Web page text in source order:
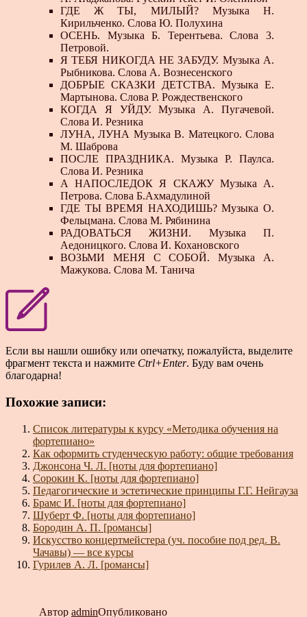
ГДЕ Ж ТЫ, МИЛЫЙ? Музыка Н.
Кирильченко. Слова Ю. Полухина
ОСЕНЬ. Музыка Б. Терентьева. Слова 3.
Петровой.
Я ТЕБЯ НИКОГДА НЕ ЗАБУДУ. Музыка А.
Рыбникова. Слова А. Вознесенского
ДОБРЫЕ СКАЗКИ ДЕТСТВА. Музыка Е.
Мартынова. Слова Р. Рождественского
КОГДА Я УЙДУ. Музыка А. Пугачевой.
Слова И. Резника
ЛУНА, ЛУНА Музыка В. Матецкого. Слова
М. Шаброва
ПОСЛЕ ПРАЗДНИКА. Музыка Р. Паулса.
Слова И. Резника
А НАПОСЛЕДОК Я СКАЖУ Музыка А.
Петрова. Слова Б.Ахмадулиной
ГДЕ ТЫ ВРЕМЯ НАХОДИШЬ? Музыка О.
Фельцмана. Слова М. Рябинина
РАДОВАТЬСЯ ЖИЗНИ. Музыка П.
Аедоницкого. Слова И. Кохановского
ВОЗЬМИ МЕНЯ С СОБОЙ. Музыка А.
Мажукова. Слова М. Танича
Если вы нашли ошибку или опечатку, пожалуйста, выделите
фрагмент текста и нажмите Ctrl+Enter. Буду вам очень
благодарна!
Похожие записи:
Список литературы к курсу «Методика обучения на
фортепиано»
Как оформить студенческую работу: общие требования
Джонсона Ч. Л. [ноты для фортепиано]
Сорокин К. [ноты для фортепиано]
Педагогические и эстетические принципы Г.Г. Нейгауза
Брамс И. [ноты для фортепиано]
Шуберт Ф. [ноты для фортепиано]
Бородин А. П. [романсы]
Искусство концертмейстера (уч. пособие под ред. В.
Чачавы) — все курсы
Гурилев А. Л. [романсы]
Автор adminОпубликовано